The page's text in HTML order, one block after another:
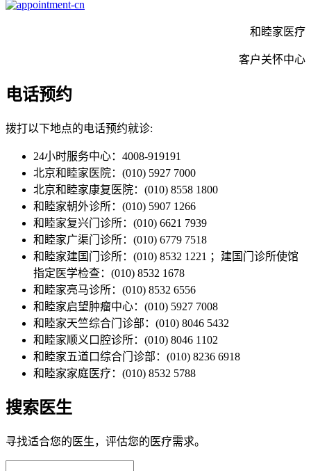
和睦家医疗
客户关怀中心
电话预约
拨打以下地点的电话预约就诊:
24小时服务中心：4008-919191
北京和睦家医院：(010) 5927 7000
北京和睦家康复医院：(010) 8558 1800
和睦家朝外诊所：(010) 5907 1266
和睦家复兴门诊所：(010) 6621 7939
和睦家广渠门诊所：(010) 6779 7518
和睦家建国门诊所：(010) 8532 1221 ；建国门诊所使馆
指定医学检查：(010) 8532 1678
和睦家亮马诊所：(010) 8532 6556
和睦家启望肿瘤中心：(010) 5927 7008
和睦家天竺综合门诊部：(010) 8046 5432
和睦家顺义口腔诊所：(010) 8046 1102
和睦家五道口综合门诊部：(010) 8236 6918
和睦家家庭医疗：(010) 8532 5788
搜索医生
寻找适合您的医生，评估您的医疗需求。